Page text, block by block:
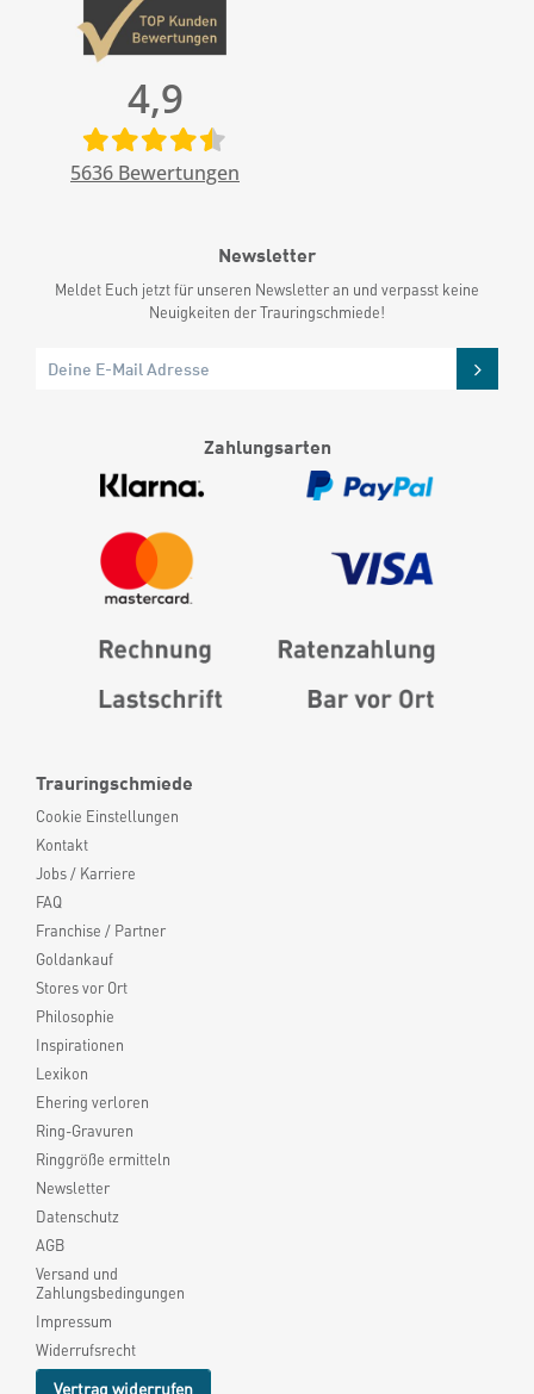
Trauringschmiede
Cookie Einstellungen
Kontakt
Jobs / Karriere
FAQ
Franchise / Partner
Goldankauf
Stores vor Ort
Philosophie
Inspirationen
Lexikon
Ehering verloren
Ring-Gravuren
Ringgröße ermitteln
Newsletter
Datenschutz
AGB
Versand und
Zahlungsbedingungen
Impressum
Widerrufsrecht
Vertrag widerrufen
4,9
5636 Bewertungen
Newsletter
Meldet Euch jetzt für unseren Newsletter an und verpasst keine
Neuigkeiten der Trauringschmiede!
Zahlungsarten